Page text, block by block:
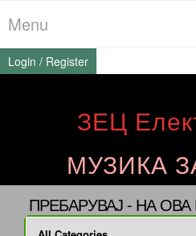
to
the
content
Menu
Login / Register
ЗЕЦ
МУЗИКА
ПРЕБАРУВАЈ - НА